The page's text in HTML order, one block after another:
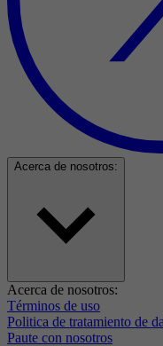
Acerca de nosotros:
Acerca de nosotros:
Términos de uso
Politica de tratamiento de
Paute con nosotros